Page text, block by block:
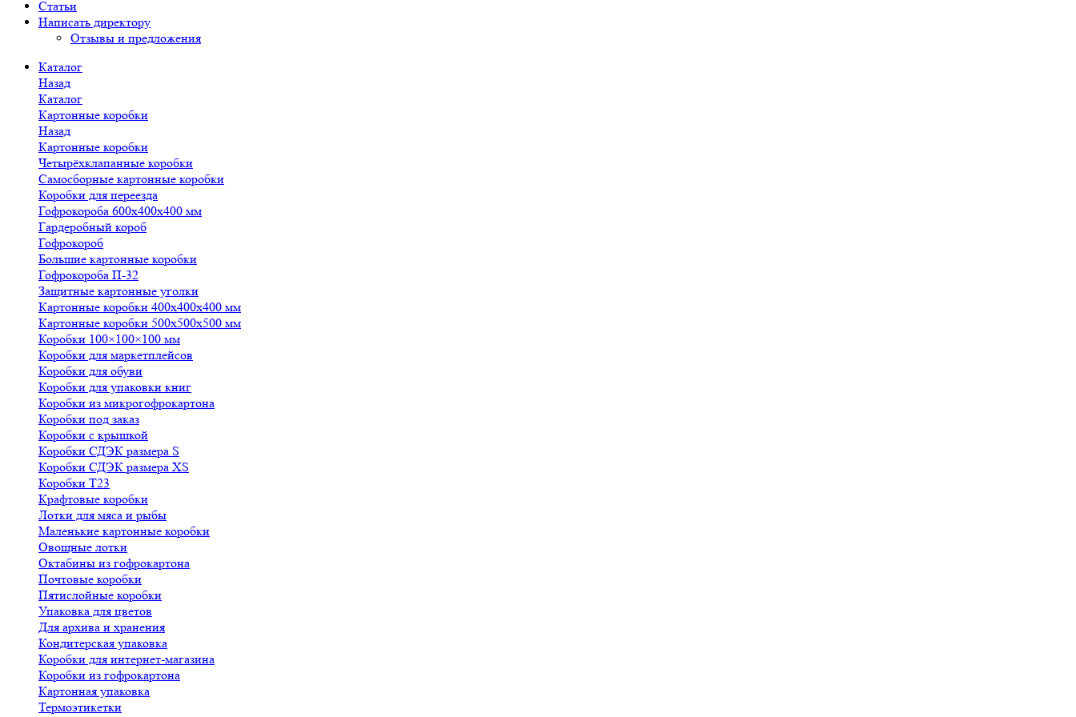
Статьи
Написать директору
Отзывы и предложения
Каталог
Назад
Каталог
Картонные коробки
Назад
Картонные коробки
Четырёхклапанные коробки
Самосборные картонные коробки
Коробки для переезда
Гофрокороба 600х400х400 мм
Гардеробный короб
Гофрокороб
Большие картонные коробки
Гофрокороба П-32
Защитные картонные уголки
Картонные коробки 400х400х400 мм
Картонные коробки 500х500х500 мм
Коробки 100×100×100 мм
Коробки для маркетплейсов
Коробки для обуви
Коробки для упаковки книг
Коробки из микрогофрокартона
Коробки под заказ
Коробки с крышкой
Коробки СДЭК размера S
Коробки СДЭК размера XS
Коробки Т23
Крафтовые коробки
Лотки для мяса и рыбы
Маленькие картонные коробки
Овощные лотки
Октабины из гофрокартона
Почтовые коробки
Пятислойные коробки
Упаковка для цветов
Для архива и хранения
Кондитерская упаковка
Коробки для интернет-магазина
Коробки из гофрокартона
Картонная упаковка
Термоэтикетки